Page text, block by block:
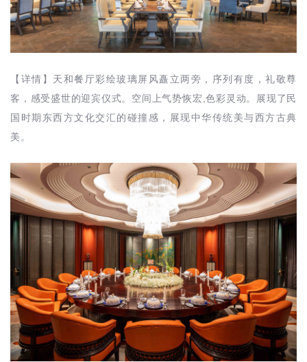
【详情】天和餐厅彩绘玻璃屏风矗立两旁，序列有度，礼敬尊
客，感受盛世的迎宾仪式。空间上气势恢宏,色彩灵动。展现了民
国时期东西方文化交汇的碰撞感，展现中华传统美与西方古典
美。